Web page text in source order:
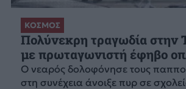
ΚΟΣΜΟΣ
Πολύνεκρη τραγωδία στην
με πρωταγωνιστή έφηβο
Ο νεαρός δολοφόνησε τους
στη συνέχεια άνοιξε πυρ σε